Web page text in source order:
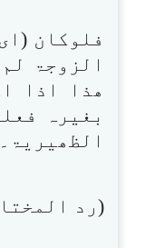
فلوکان
الزوجۃ
ھذا اذا
بغیرہ
الظھیریۃ۔
(رد